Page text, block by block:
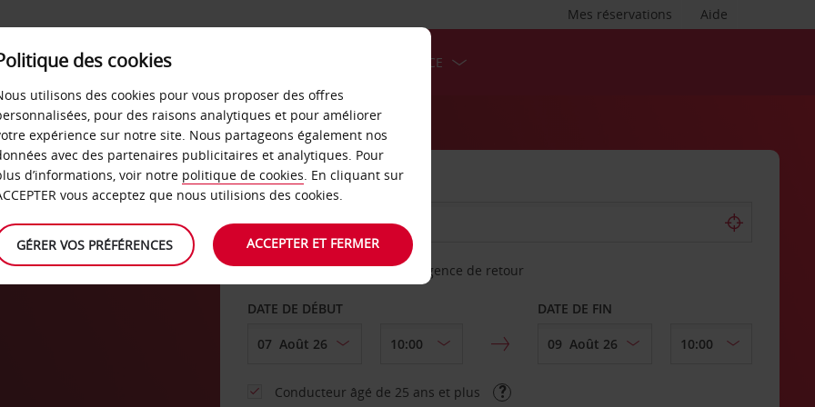
Aide
Mes réservations
SERVICES &
LOCATION
LIBRE-SERVICE
AGENCE DE DÉPART
Sélectionnez une autre agence de retour
DATE DE DÉBUT DATE DE FIN
Conducteur âgé de 25 ans et plus
des cookies
utilisons des cookies pour vous proposer des offres
pour des raisons analytiques et pour améliorer
expérience sur notre site. Nous partageons également nos
avec des partenaires publicitaires et analytiques. Pour
d’informations, voir notre politique de cookies. En cliquant sur
vous acceptez que nous utilisions des cookies.
GÉRER VOS PRÉFÉRENCES ACCEPTER ET FERMER